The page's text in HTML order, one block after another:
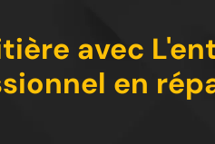
avec
en